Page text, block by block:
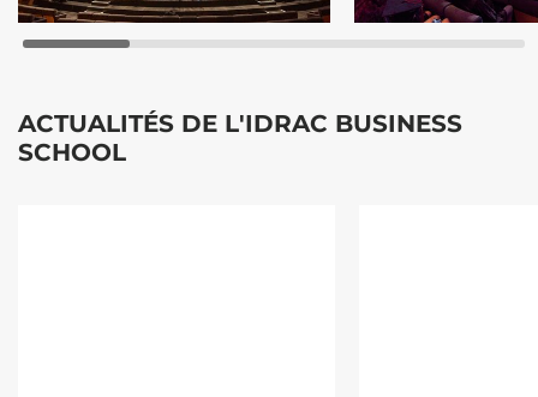
ACTUALITÉS DE L'IDRAC BUSINESS
SCHOOL